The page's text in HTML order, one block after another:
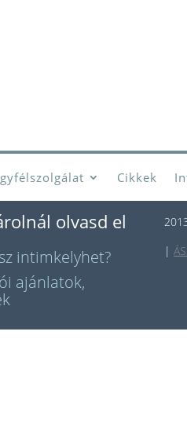
Cikkek
olvasd el
intimkelyhet?
ajánlatok,
|